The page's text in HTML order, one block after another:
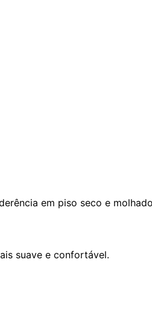
em piso seco e
suave e confortável.